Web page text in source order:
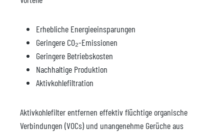
Erhebliche Energieeinsparungen
Geringere CO₂-Emissionen
Geringere Betriebskosten
Nachhaltige Produktion
Aktivkohlefiltration
Aktivkohlefilter entfernen effektiv flüchtige organische
Verbindungen (VOCs) und unangenehme Gerüche aus